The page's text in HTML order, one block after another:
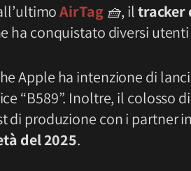
AirTag 🧺, iltracker
ha conquistato diversi
Apple ha intenzione di
“B589”. Inoltre, il colosso
produzione con i partner
del 2025.